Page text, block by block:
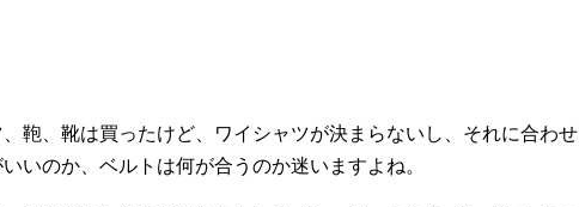
鞄、靴は買ったけど、ワイシャツが決まらないし、それに合わせ
いのか、ベルトは何が合うのか迷いますよね。